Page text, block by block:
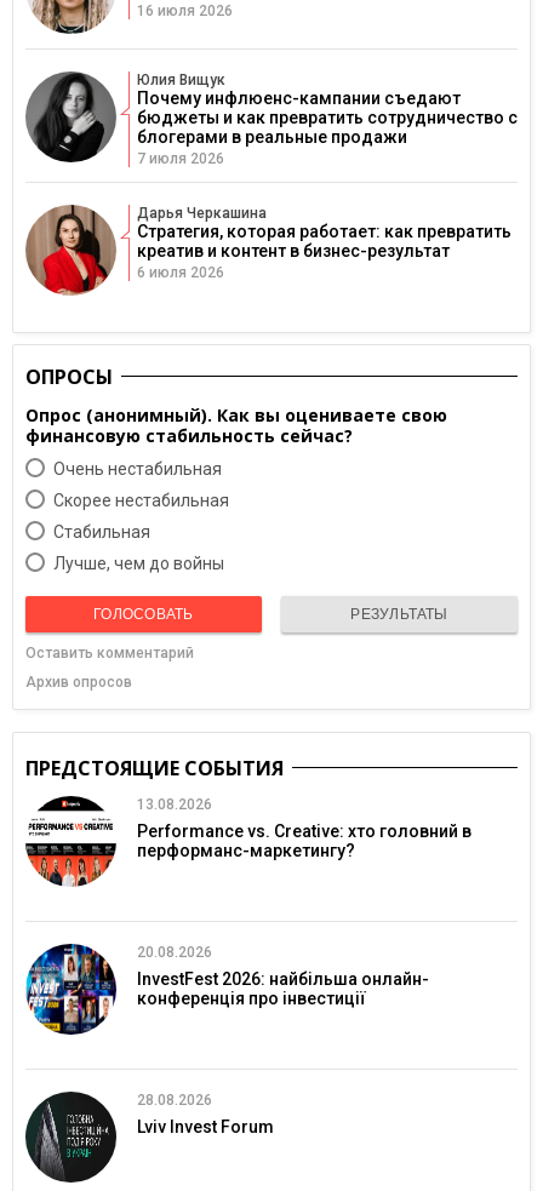
16 июля 2026
Юлия Вищук
Почему инфлюенс-кампании съедают
бюджеты и как превратить сотрудничество с
блогерами в реальные продажи
7 июля 2026
Дарья Черкашина
Стратегия, которая работает: как превратить
креатив и контент в бизнес-результат
6 июля 2026
ОПРОСЫ
Опрос (анонимный). Как вы оцениваете свою
финансовую стабильность сейчас?
Очень нестабильная
Скорее нестабильная
Cтабильная
Лучше, чем до войны
ГОЛОСОВАТЬ РЕЗУЛЬТАТЫ
Оставить комментарий
Архив опросов
ПРЕДСТОЯЩИЕ СОБЫТИЯ
13.08.2026
Performance vs. Creative: хто головний в
перформанс-маркетингу?
20.08.2026
InvestFest 2026: найбільша онлайн-
конференція про інвестиції
28.08.2026
Lviv Invest Forum